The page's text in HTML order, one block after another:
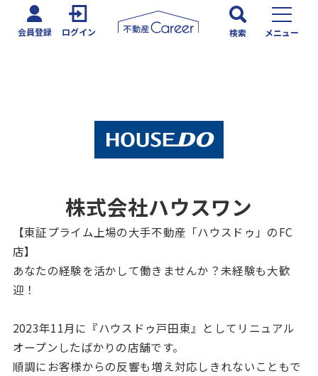
会員登録 ログイン 検索 メニュー
株式会社ハウスワン
【東証プライム上場の大手不動産「ハウスドゥ」のFC
店】
あなたの経験を活かして働きませんか？未経験も大歓
迎！
2023年11月に『ハウスドゥ戸田東』としてリニュアル
オープンしたばかりの店舗です。
順調にお客様からの反響も増え対応しきれないこともで